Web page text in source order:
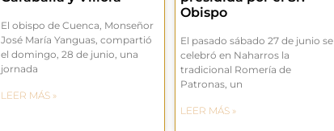
El obispo de Cuenca, Monseñor
José María Yanguas, compartió
el domingo, 28 de junio, una
jornada
LEER MÁS »
Obispo
El pasado sábado 27 de junio se
celebró en Naharros la
tradicional Romería de
Patronas, un
LEER MÁS »